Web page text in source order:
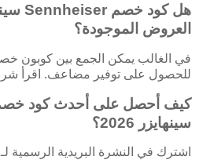
العروض الموجودة؟
في الغالب يمكن الجمع بين كوبون
للحصول على توفير مضاعف. اقرأ
سينهايزر 2026؟
اشترك في النشرة البريدية الرسمية